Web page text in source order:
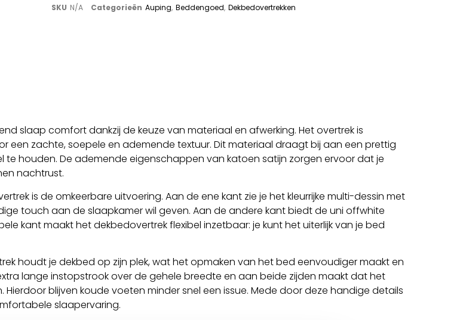
SKU N/A Categorieën Auping, Beddengoed, Dekbedovertrekken
slaap comfort dankzij de keuze van materiaal en afwerking. Het overtrek is
een zachte, soepele en ademende textuur. Dit materiaal draagt bij aan een prettig
houden. De ademende eigenschappen van katoen satijn zorgen ervoor dat je
nachtrust.
is de omkeerbare uitvoering. Aan de ene kant zie je het kleurrijke multi-dessin met
touch aan de slaapkamer wil geven. Aan de andere kant biedt de uni offwhite
kant maakt het dekbedovertrek flexibel inzetbaar: je kunt het uiterlijk van je bed
houdt je dekbed op zijn plek, wat het opmaken van het bed eenvoudiger maakt en
lange instopstrook over de gehele breedte en aan beide zijden maakt dat het
blijven koude voeten minder snel een issue. Mede door deze handige details
slaapervaring.